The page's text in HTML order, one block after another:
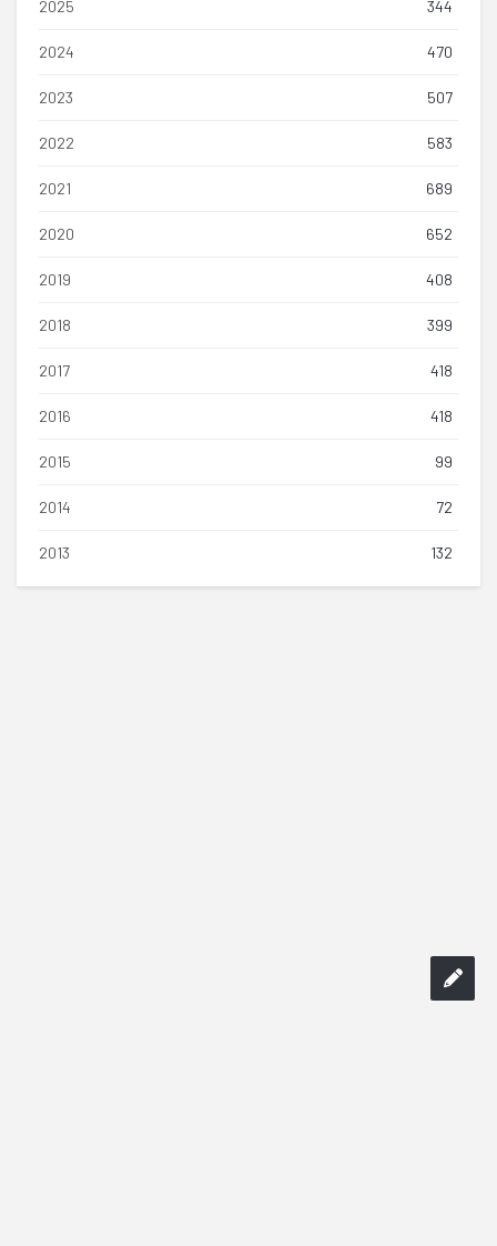
2025 344
2024 470
2023 507
2022 583
2021 689
2020 652
2019 408
2018 399
2017 418
2016 418
2015 99
2014 72
2013 132